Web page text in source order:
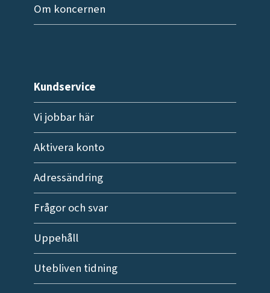
Om koncernen
Kundservice
Vi jobbar här
Aktivera konto
Adressändring
Frågor och svar
Uppehåll
Utebliven tidning